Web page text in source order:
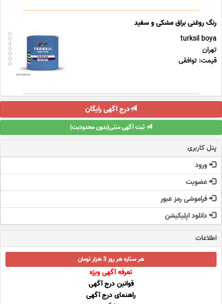
رنگ روغنی براق مشکی و سفید
turksil boya
تهران
قیمت: توافقی
درج آگهی رایگان
ثبت آگهی متنی(بدون محدودیت)
پنل کاربری
ورود
عضویت
فراموشی رمز عبور
دانلود اپلیکیشن
اطلاعات
هر ستاره هر روز 3 هزار تومان
تعرفه آگهی ویژه
قوانین درج آگهی
راهنمای درج آگهی